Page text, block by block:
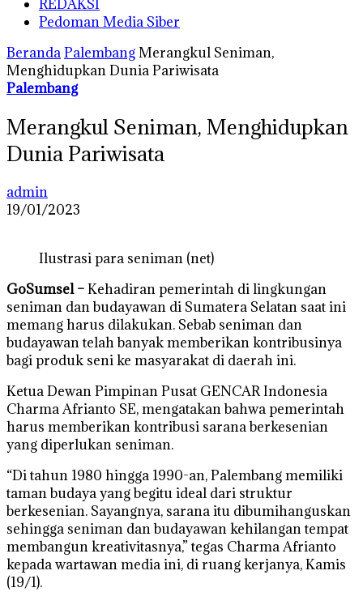
REDAKSI
Pedoman Media Siber
BerandaPalembangMerangkul Seniman,
Menghidupkan Dunia Pariwisata
Palembang
Merangkul Seniman, Menghidupkan
Dunia Pariwisata
admin
19/01/2023
Ilustrasi para seniman (net)
GoSumsel –Kehadiran pemerintah di lingkungan
seniman dan budayawan di Sumatera Selatan saat ini
memang harus dilakukan. Sebab seniman dan
budayawan telah banyak memberikan kontribusinya
bagi produk seni ke masyarakat di daerah ini.
Ketua Dewan Pimpinan Pusat GENCAR Indonesia
Charma Afrianto SE, mengatakan bahwa pemerintah
harus memberikan kontribusi sarana berkesenian
yang diperlukan seniman.
“Di tahun 1980 hingga 1990-an, Palembang memiliki
taman budaya yang begitu ideal dari struktur
berkesenian. Sayangnya, sarana itu dibumihanguskan
sehingga seniman dan budayawan kehilangan tempat
membangun kreativitasnya,” tegas Charma Afrianto
kepada wartawan media ini, di ruang kerjanya, Kamis
(19/1).